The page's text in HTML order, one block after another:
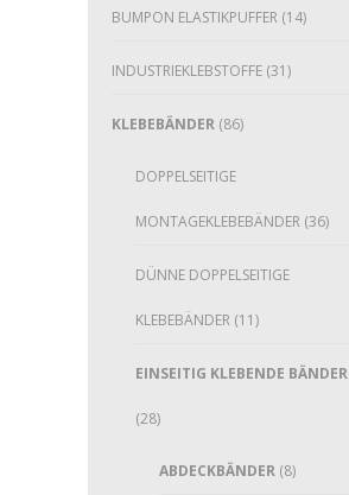
BUMPON ELASTIKPUFFER (14)
INDUSTRIEKLEBSTOFFE (31)
KLEBEBÄNDER (86)
DOPPELSEITIGE
MONTAGEKLEBEBÄNDER (36)
DÜNNE DOPPELSEITIGE
KLEBEBÄNDER (11)
EINSEITIG KLEBENDE BÄNDER
(28)
ABDECKBÄNDER (8)